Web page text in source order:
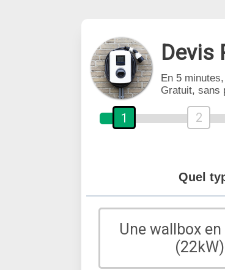
Devis
En 5
Gratuit, sans
1 2
Quel
Une wallbox
(22kW)